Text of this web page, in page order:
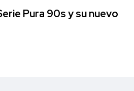
Pura 90s y su nuevo